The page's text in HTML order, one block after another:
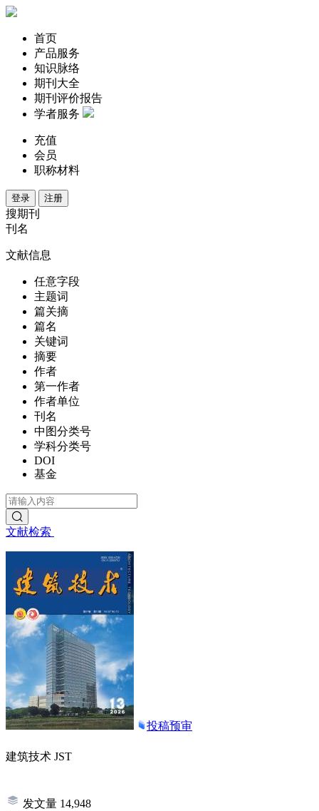
首页
产品服务
知识脉络
期刊大全
期刊评价报告
学者服务
充值
会员
职称材料
登录 注册
搜期刊
刊名
文献信息
任意字段
主题词
篇关摘
篇名
关键词
摘要
作者
第一作者
作者单位
刊名
中图分类号
学科分类号
DOI
基金
文献检索
投稿预审
建筑技术 JST
发文量 14,948